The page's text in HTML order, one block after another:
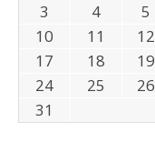
3
4 5
10
11 12
17
18 19
24
25 26
31